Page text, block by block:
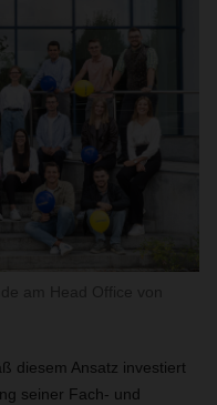
diesem Ansatz investiert
seiner Fach- und